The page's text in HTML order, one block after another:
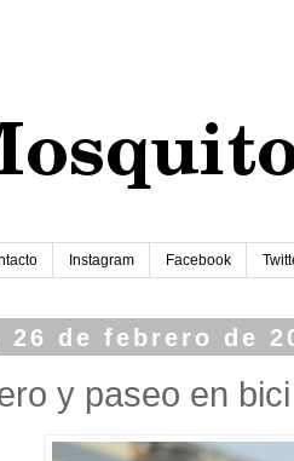
Instagram Facebook
de febrero de
y paseo en